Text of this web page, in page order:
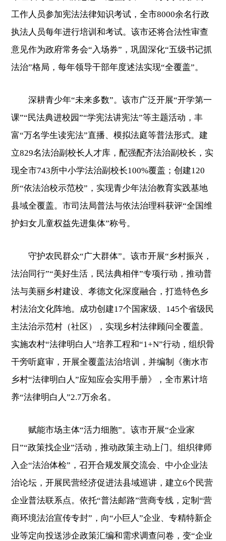
工作人员参加宪法法律知识考试，全市8000余名行政
执法人员每年进行培训和考试。该市还将合法性审查
意见作为政府常务会“入场券”，巩固深化“五级书记抓
法治”格局，每年领导干部年度述法实现“全覆盖”。
深耕青少年“未来多数”。该市广泛开展“开学第一
课”“民法典进校园”“学宪法讲宪法”等主题活动，丰
富“万名学生读宪法”直播、模拟法庭等普法形式。建
立829名法治副校长人才库，配强配齐法治副校长，实
现全市743所中小学法治副校长100%覆盖；创建120
所“依法治校示范校”，实现青少年法治教育实践基地
县域全覆盖。市司法局普法与依法治理科获评“全国维
护妇女儿童权益先进集体”称号。
守护农民群众“广大群体”。该市开展“乡村振兴，
法治同行”“美好生活，民法典相伴”专项行动，推动普
法与美丽乡村建设、孝德文化深度融合，打造特色乡
村法治文化阵地。成功创建17个国家级、145个省级民
主法治示范村（社区），实现乡村法律顾问全覆盖。
实施农村“法律明白人”培养工程和“1+N”行动，组织骨
干旁听庭审，开展全覆盖法治培训，并编制《衡水市
乡村“法律明白人”应知应会实用手册》，全市累计培
养“法律明白人”2.7万余名。
赋能市场主体“活力细胞”。该市开展“企业家
日”“政策找企业”活动，推动政策主动上门。组织律师
入企“法治体检”，召开合规发展交流会、中小企业法
治论坛，开展民营经济促进法县域巡讲，建立6个民营
企业普法联系点。依托“普法邮路”营商专线，定制“营
商环境法治宣传专封”，向“小巨人”企业、专精特新企
业等定向投送涉企政策汇编和需求调查问卷，变“企业